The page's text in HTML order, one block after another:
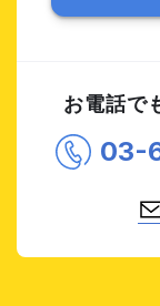
お電話で
03-